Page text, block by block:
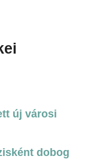
új városi
dobog